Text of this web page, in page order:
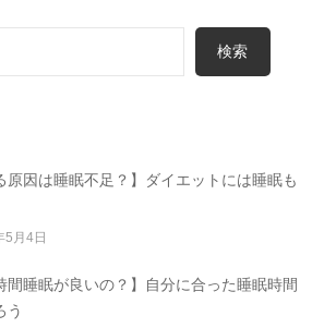
検索
原因は睡眠不足？】ダイエットには睡眠も
5月4日
間睡眠が良いの？】自分に合った睡眠時間
う